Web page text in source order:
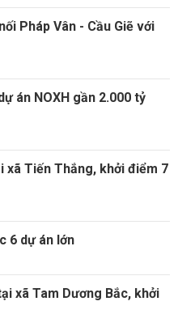
Pháp Vân - Cầu Giẽ với
án NOXH gần 2.000 tỷ
xã Tiến Thắng, khởi điểm 7
6 dự án lớn
xã Tam Dương Bắc, khởi